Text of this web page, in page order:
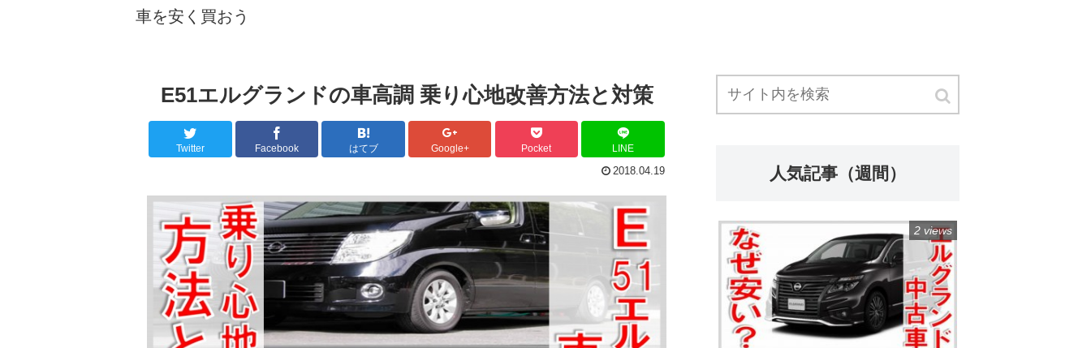
車を安く買おう
E51エルグランドの車高調 乗り心地改善方法と対策
Twitter Facebook はてブ Google+ Pocket LINE
2018.04.19 人気記事（週間）
2 views